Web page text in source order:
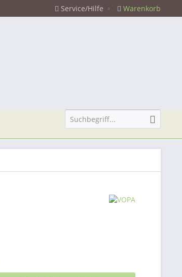
Warenkorb
Service/Hilfe